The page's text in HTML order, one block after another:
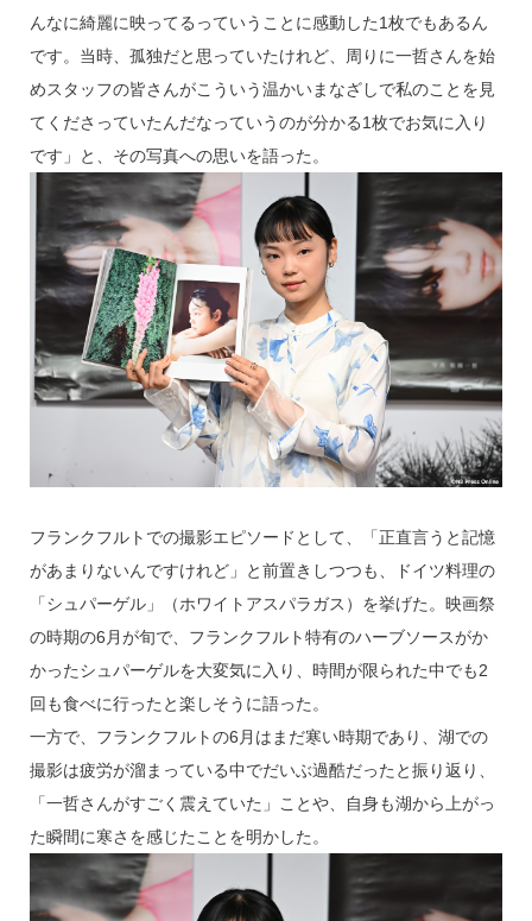
んなに綺麗に映ってるっていうことに感動した1枚でもあるん
です。当時、孤独だと思っていたけれど、周りに一哲さんを始
めスタッフの皆さんがこういう温かいまなざしで私のことを見
てくださっていたんだなっていうのが分かる1枚でお気に入り
です」と、その写真への思いを語った。
フランクフルトでの撮影エピソードとして、「正直言うと記憶
があまりないんですけれど」と前置きしつつも、ドイツ料理の
「シュパーゲル」（ホワイトアスパラガス）を挙げた。映画祭
の時期の6月が旬で、フランクフルト特有のハーブソースがか
かったシュパーゲルを大変気に入り、時間が限られた中でも2
回も食べに行ったと楽しそうに語った。
一方で、フランクフルトの6月はまだ寒い時期であり、湖での
撮影は疲労が溜まっている中でだいぶ過酷だったと振り返り、
「一哲さんがすごく震えていた」ことや、自身も湖から上がっ
た瞬間に寒さを感じたことを明かした。